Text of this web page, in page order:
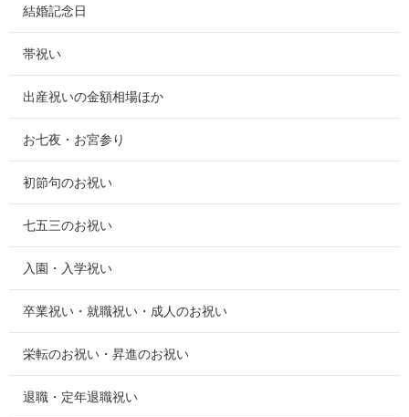
結婚記念日
帯祝い
出産祝いの金額相場ほか
お七夜・お宮参り
初節句のお祝い
七五三のお祝い
入園・入学祝い
卒業祝い・就職祝い・成人のお祝い
栄転のお祝い・昇進のお祝い
退職・定年退職祝い